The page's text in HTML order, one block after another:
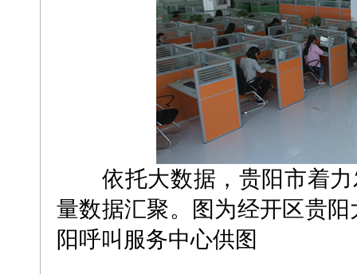
依托大数据，贵阳市着力
量数据汇聚。图为经开区贵
阳呼叫服务中心供图